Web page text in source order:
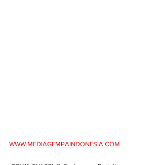
WWW.MEDIAGEMPAINDONESIA.COM